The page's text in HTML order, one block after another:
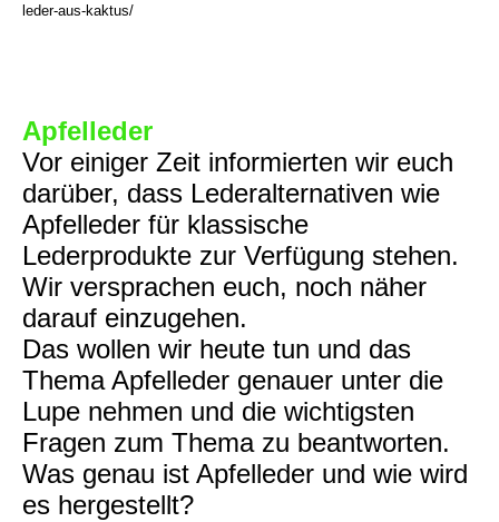
leder-aus-kaktus/
Apfelleder
Vor einiger Zeit informierten wir euch
darüber, dass Lederalternativen wie
Apfelleder für klassische
Lederprodukte zur Verfügung stehen.
Wir versprachen euch, noch näher
darauf einzugehen.
Das wollen wir heute tun und das
Thema Apfelleder genauer unter die
Lupe nehmen und die wichtigsten
Fragen zum Thema zu beantworten.
Was genau ist Apfelleder und wie wird
es hergestellt?